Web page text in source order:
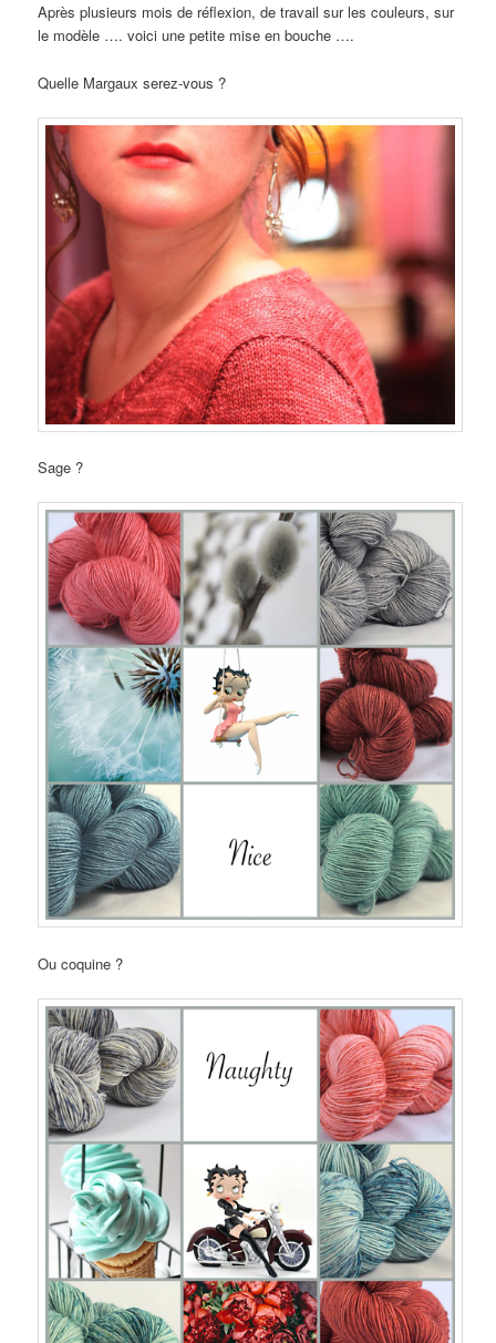
Après plusieurs mois de réflexion, de travail sur les couleurs, sur
le modèle …. voici une petite mise en bouche ….
Quelle Margaux serez-vous ?
Sage ?
Ou coquine ?